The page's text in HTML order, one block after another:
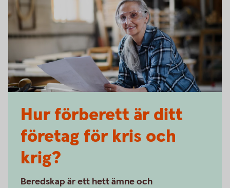
Hur förberett är ditt
företag för kris och
krig?
Beredskap är ett hett ämne och